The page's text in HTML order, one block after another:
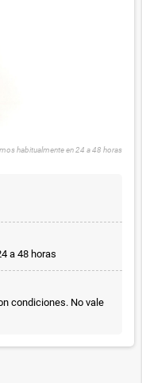
habitualmente en 24 a 48 horas
a 48 horas
condiciones. No vale